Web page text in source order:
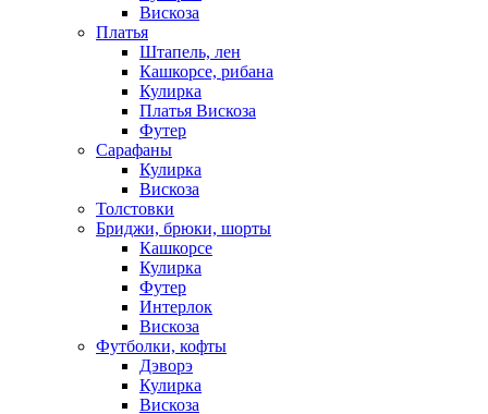
Вискоза
Платья
Штапель, лен
Кашкорсе, рибана
Кулирка
Платья Вискоза
Футер
Сарафаны
Кулирка
Вискоза
Толстовки
Бриджи, брюки, шорты
Кашкорсе
Кулирка
Футер
Интерлок
Вискоза
Футболки, кофты
Дэворэ
Кулирка
Вискоза